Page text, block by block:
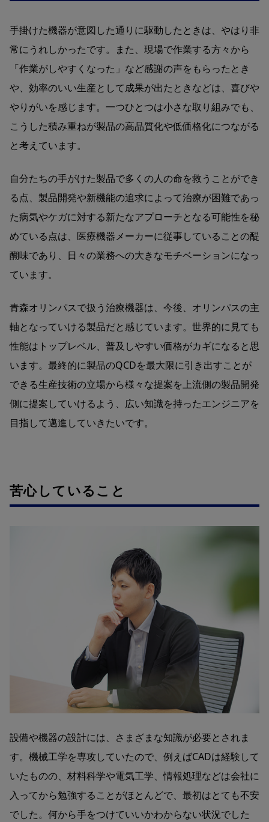
手掛けた機器が意図した通りに駆動したときは、やはり非
常にうれしかったです。また、現場で作業する方々から
「作業がしやすくなった」など感謝の声をもらったとき
や、効率のいい生産として成果が出たときなどは、喜びや
やりがいを感じます。一つひとつは小さな取り組みでも、
こうした積み重ねが製品の高品質化や低価格化につながる
と考えています。
自分たちの手がけた製品で多くの人の命を救うことができ
る点、製品開発や新機能の追求によって治療が困難であっ
た病気やケガに対する新たなアプローチとなる可能性を秘
めている点は、医療機器メーカーに従事していることの醍
醐味であり、日々の業務への大きなモチベーションになっ
ています。
青森オリンパスで扱う治療機器は、今後、オリンパスの主
軸となっていける製品だと感じています。世界的に見ても
性能はトップレベル、普及しやすい価格がカギになると思
います。最終的に製品のQCDを最大限に引き出すことが
できる生産技術の立場から様々な提案を上流側の製品開発
側に提案していけるよう、広い知識を持ったエンジニアを
目指して邁進していきたいです。
苦心していること
設備や機器の設計には、さまざまな知識が必要とされま
す。機械工学を専攻していたので、例えばCADは経験して
いたものの、材料科学や電気工学、情報処理などは会社に
入ってから勉強することがほとんどで、最初はとても不安
でした。何から手をつけていいかわからない状況でした